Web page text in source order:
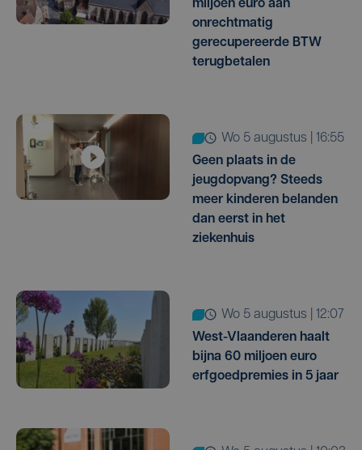
miljoen euro aan
onrechtmatig
gerecupereerde BTW
terugbetalen
wo 5 augustus | 16:55
Geen plaats in de
jeugdopvang? Steeds
meer kinderen belanden
dan eerst in het
ziekenhuis
wo 5 augustus | 12:07
West-Vlaanderen haalt
bijna 60 miljoen euro
erfgoedpremies in 5 jaar